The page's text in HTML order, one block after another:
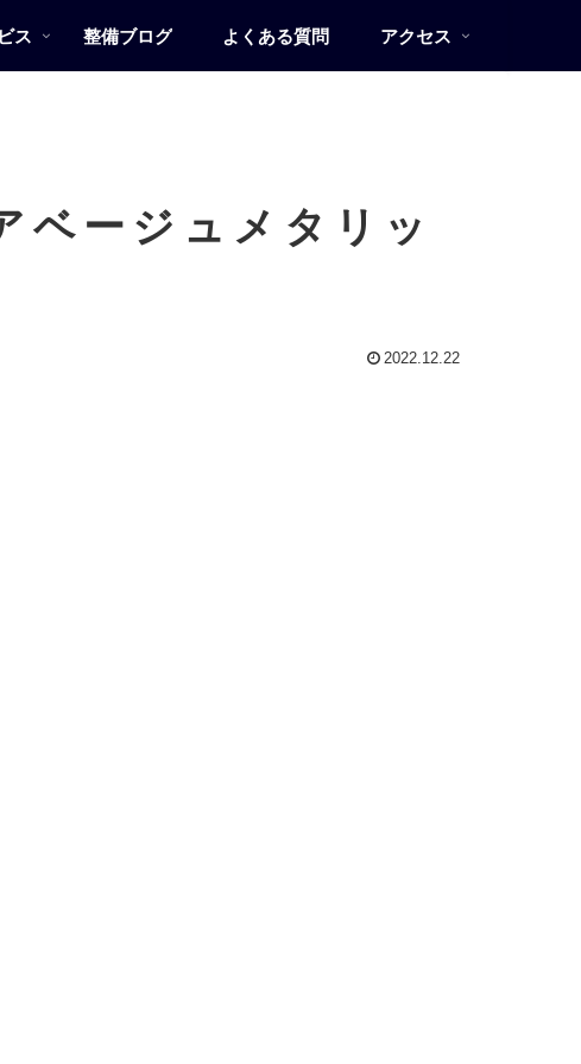
ス 整備ブログ よくある質問 アクセス
ージュメタリッ
2022.12.22